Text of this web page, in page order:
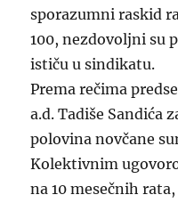
sporazumni raskid
100, nezdovoljni su
ističu u sindikatu.
Prema rečima
a.d. Tadiše Sandića
polovina novčane
Kolektivnim
na 10 mesečnih